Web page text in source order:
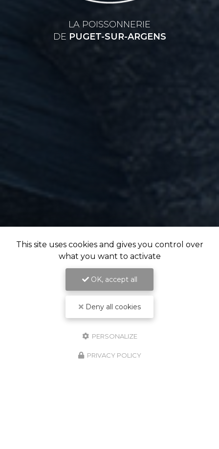
LA POISSONNERIE
DE PUGET-SUR-ARGENS
This site uses cookies and gives you control over
what you want to activate
OK, accept all
Deny all cookies
PERSONALIZE
PRIVACY POLICY